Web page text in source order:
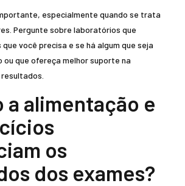
especialmente quando se trata
Pergunte sobre laboratórios que
você precisa e se há algum que seja
ou que ofereça melhor suporte na
a alimentação e
os
dos exames?